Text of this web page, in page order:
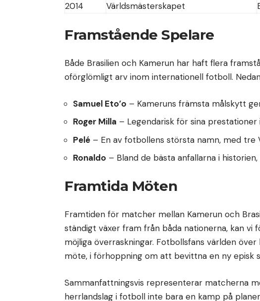
2014
Världsmästerskapet
Framstående Spelare
Både Brasilien och Kamerun har haft flera
oförglömligt arv inom internationell fotboll.
Samuel Eto’o – Kameruns främsta målskytt
Roger Milla – Legendarisk för sina prestationer
Pelé – En av fotbollens största namn, med tre
Ronaldo – Bland de bästa anfallarna i
Framtida Möten
Framtiden för matcher mellan Kamerun och
ständigt växer fram från båda nationerna, kan vi
möjliga överraskningar. Fotbollsfans världen
möte, i förhoppning om att bevittna en ny episk
Sammanfattningsvis representerar matcherna
herrlandslag i fotboll inte bara en kamp på